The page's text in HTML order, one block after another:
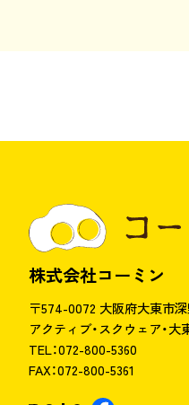
株式会社コーミン
〒574-0072 大阪府大東市
アクティブ・スクウェア・大
TEL：072-800-5360
FAX：072-800-5361